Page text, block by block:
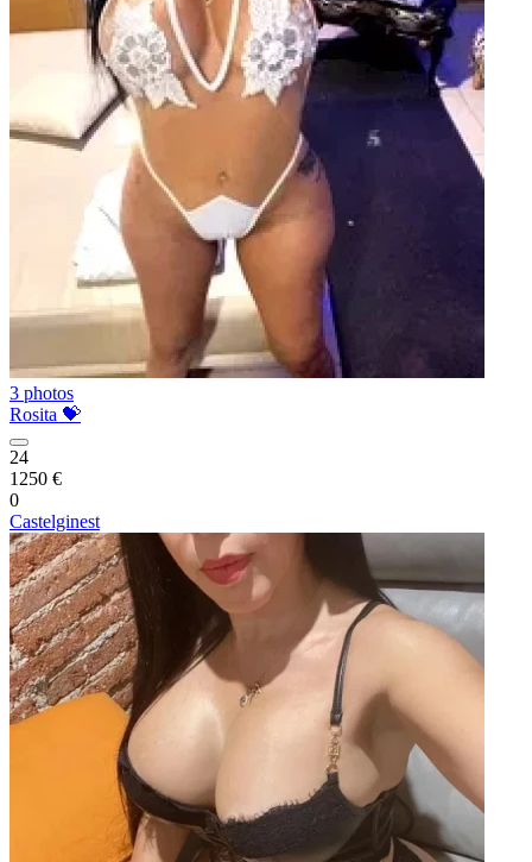
3 photos
Rosita 💝
24
1250 €
0
Castelginest